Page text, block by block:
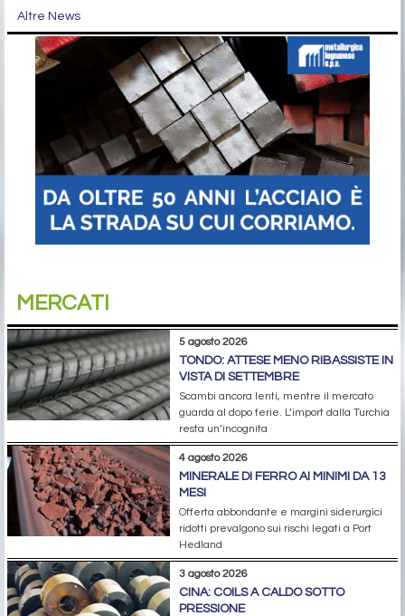
Altre News
MERCATI
5 agosto 2026
TONDO: ATTESE MENO RIBASSISTE IN
VISTA DI SETTEMBRE
Scambi ancora lenti, mentre il mercato
guarda al dopo ferie. L’import dalla Turchia
resta un’incognita
4 agosto 2026
MINERALE DI FERRO AI MINIMI DA 13
MESI
Offerta abbondante e margini siderurgici
ridotti prevalgono sui rischi legati a Port
Hedland
3 agosto 2026
CINA: COILS A CALDO SOTTO
PRESSIONE